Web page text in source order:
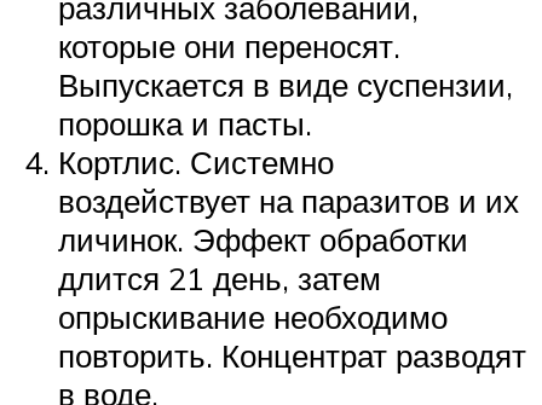
которые они переносят.
Выпускается в виде суспензии,
порошка и пасты.
Кортлис. Системно
воздействует на паразитов и их
личинок. Эффект обработки
длится 21 день, затем
опрыскивание необходимо
повторить. Концентрат разводят
в воде.